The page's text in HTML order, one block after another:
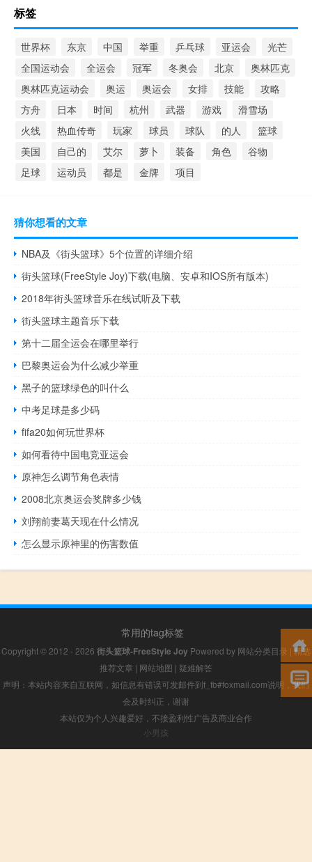
标签
世界杯 东京 中国 举重 乒乓球 亚运会
光芒
全国运动会
全运会 冠军 冬奥会 北京
奥林匹克
奥林匹克运动会
奥运 奥运会 女排 技能
攻略
方舟
日本 时间 杭州 武器 游戏
滑雪场
火线
热血传奇 玩家 球员 球队 的人
篮球
美国
自己的 艾尔 萝卜 装备 角色
谷物
足球
运动员 都是 金牌 项目
猜你想看的文章
NBA及《街头篮球》5个位置的详细介绍
街头篮球(FreeStyle Joy)下载(电脑、安卓和IOS所有版本)
2018年街头篮球音乐在线试听及下载
街头篮球主题音乐下载
第十二届全运会在哪里举行
巴黎奥运会为什么减少举重
黑子的篮球绿色的叫什么
中考足球是多少码
fifa20如何玩世界杯
如何看待中国电竞亚运会
原神怎么调节角色表情
2008北京奥运会奖牌多少钱
刘翔前妻葛天现在什么情况
怎么显示原神里的伤害数值
常用的tag标签
Copyright © 2012 - 2026 街头篮球-FreeStyle Joy Powered by 网站分类目录 |精选
推荐文章 | 网站地图 | 疑难解答
声明：本站内容来自互联网，如信息有错误可发邮件到f_fb#foxmail.com说明，我们
会及时纠正，谢谢
本站仅为个人兴趣爱好，不接盈利性广告及商业合作
小男孩